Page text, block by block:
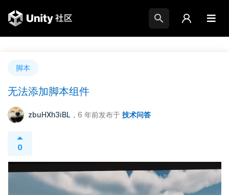
脚本
无法添加脚本组件
zbuHXh3iBL ，6 年前发布于 技术问答
0